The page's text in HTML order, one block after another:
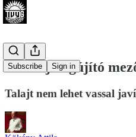
Subscribe Sign in
4. Talajmegújító
Talajt nem lehet vassal